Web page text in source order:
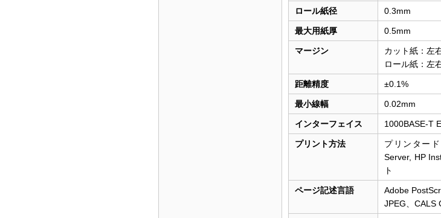
ロール紙径 0.3mm
最大用紙厚 0.5mm
マージン
カット紙：左
ロール紙：左
距離精度 ±0.1%
最小線幅 0.02mm
インターフェイス 1000BASE-T
プリント方法
プリンター
Server, HP
ト
ページ記述言語
Adobe
JPEG、CALS